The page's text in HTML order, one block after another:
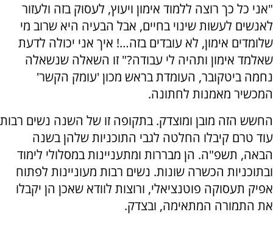
"אני כל כך רוצה ללמוד אימון ויעוץ, לעסוק בזה ולעזור
לאנשים לעשות שינוי בחיים, אבל הבעיה היא שרוב מי
שלומדים אימון, לא עובדים בזה…! איך אני יכולה לדעת
שאלמד אימון ותהיה לי עבודה?" זו השאלה שנשאלה
נחמה ביטקובר, העומדת בראש מכון 'עומק הקשר'
המכשיר מאמנות לחתונה.
החשש הזה מובן ומוצדק. בתקופה זו של השנה נשים רבות
עוד טרם קיבלו החלטה לגבי התוכניות שלהן בשנה
הבאה, תשפ"ה. הן מבררות ומתעניינות במסלולי לימוד
ובתוכניות הכשרה שונות. נשים רבות מעוניינות לפתוח
אפיק תעסוקה פוטנציאלי, ורוצות לוודא שאכן הן יקבלו
את התמורה המתאימה, ובצדק.